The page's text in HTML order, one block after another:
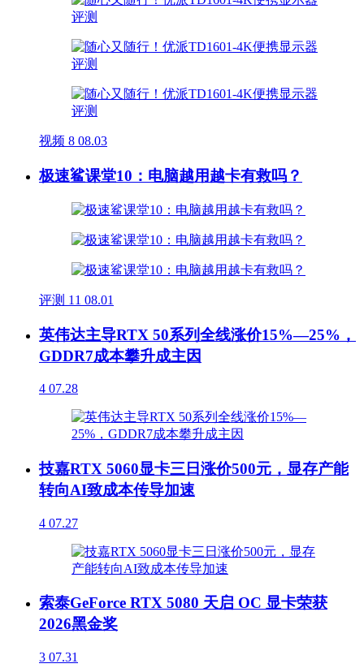
视频 8 08.03
极速鲨课堂10：电脑越用越卡有救吗？
评测 11 08.01
英伟达主导RTX 50系列全线涨价15%—25%，
GDDR7成本攀升成主因
4 07.28
技嘉RTX 5060显卡三日涨价500元，显存产能
转向AI致成本传导加速
4 07.27
索泰GeForce RTX 5080 天启 OC 显卡荣获
2026黑金奖
3 07.31